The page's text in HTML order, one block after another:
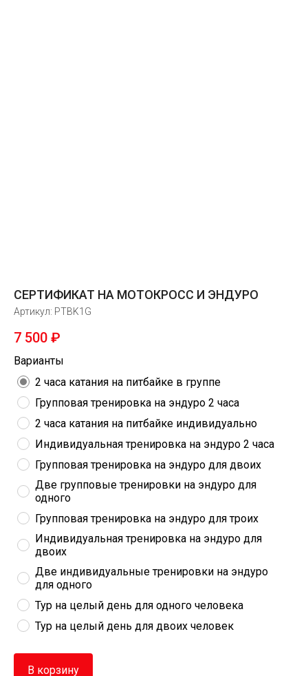
СЕРТИФИКАТ НА МОТОКРОСС И ЭНДУРО
Артикул: PTBK1G
7 500 ₽
Варианты
2 часа катания на питбайке в группе
Групповая тренировка на эндуро 2 часа
2 часа катания на питбайке индивидуально
Индивидуальная тренировка на эндуро 2 часа
Групповая тренировка на эндуро для двоих
Две групповые тренировки на эндуро для
одного
Групповая тренировка на эндуро для троих
Индивидуальная тренировка на эндуро для
двоих
Две индивидуальные тренировки на эндуро
для одного
Тур на целый день для одного человека
Тур на целый день для двоих человек
В корзину